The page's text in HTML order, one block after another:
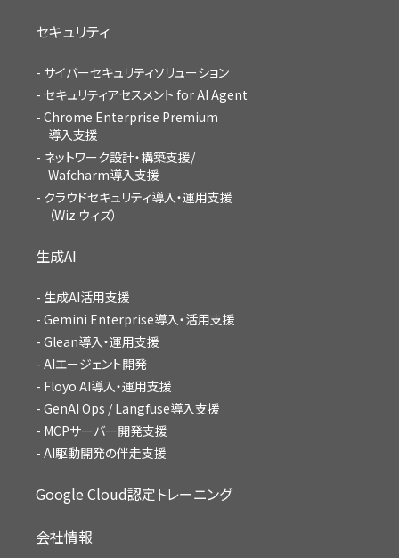
セキュリティ
サイバーセキュリティソリューション
セキュリティアセスメント for AI Agent
Chrome Enterprise Premium
導入支援
ネットワーク設計・構築支援/
Wafcharm導入支援
クラウドセキュリティ導入・運用支援
（Wiz ウィズ）
生成AI
生成AI活用支援
Gemini Enterprise導入・活用支援
Glean導入・運用支援
AIエージェント開発
Floyo AI導入・運用支援
GenAI Ops / Langfuse導入支援
MCPサーバー開発支援
AI駆動開発の伴走支援
Google Cloud認定トレーニング
会社情報